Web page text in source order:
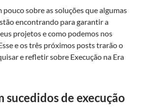
pouco sobre as soluções que algumas
encontrando para garantir a
projetos e como podemos nos
e os três próximos posts trarão o
e refletir sobre Execução na Era
sucedidos de execução